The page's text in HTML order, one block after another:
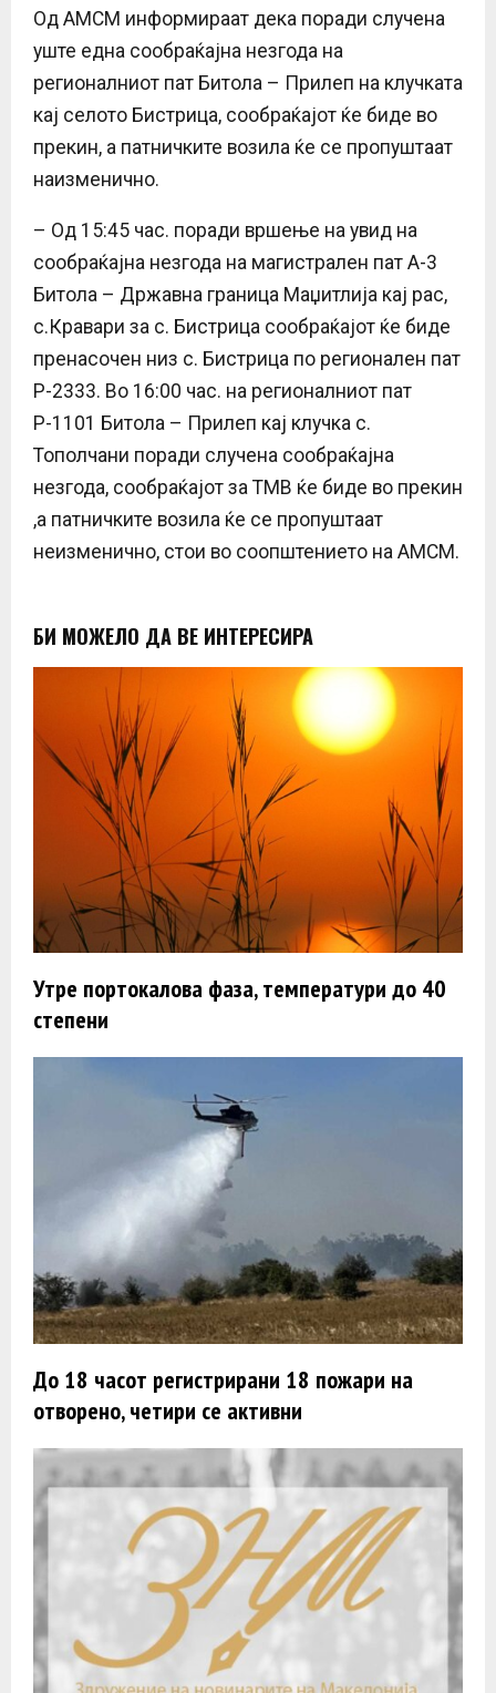
Од АМСМ информираат дека поради случена
уште една сообраќајна незгода на
регионалниот пат Битола – Прилеп на клучката
кај селото Бистрица, сообраќајот ќе биде во
прекин, а патничките возила ќе се пропуштаат
наизменично.
– Од 15:45 час. поради вршење на увид на
сообраќајна незгода на магистрален пат А-3
Битола – Државна граница Маџитлија кај рас,
с.Кравари за с. Бистрица сообраќајот ќе биде
пренасочен низ с. Бистрица по регионален пат
Р-2333. Во 16:00 час. на регионалниот пат
Р-1101 Битола – Прилеп кај клучка с.
Тополчани поради случена сообраќајна
незгода, сообраќајот за ТМВ ќе биде во прекин
,а патничките возила ќе се пропуштаат
неизменично, стои во соопштението на АМСМ.
БИ МОЖЕЛО ДА ВЕ ИНТЕРЕСИРА
Утре портокалова фаза, температури до 40
степени
До 18 часот регистрирани 18 пожари на
отворено, четири се активни